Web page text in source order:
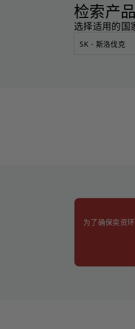
检索产品
选择适用的国
为了确保奕资